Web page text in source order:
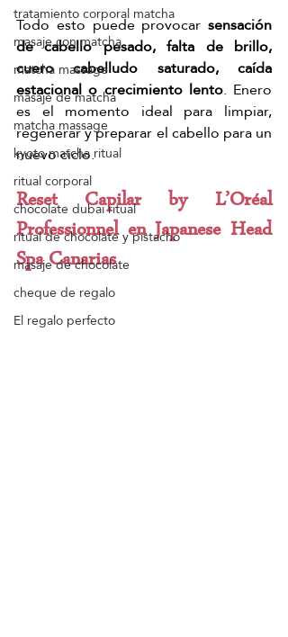
tratamiento corporal matcha
masaje con matcha
matcha massage
masaje de matcha
matcha massage
kyoto matcha ritual
ritual corporal
chocolate dubai ritual
ritual de chocolate y pistacho
masaje de chocolate
cheque de regalo
El regalo perfecto
Todo esto puede provocar sensación
de cabello pesado, falta de brillo,
cuero cabelludo saturado, caída
estacional o crecimiento lento. Enero
es el momento ideal para limpiar,
regenerar y preparar el cabello para un
nuevo ciclo.
Reset Capilar by L’Oréal
Professionnel en Japanese Head
Spa Canarias